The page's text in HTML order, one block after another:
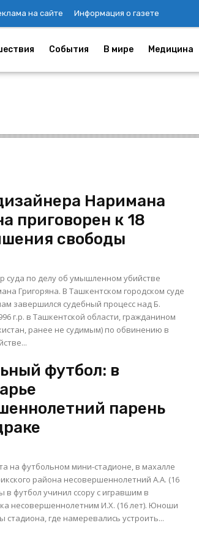
на сайте Информация о газете
События В мире Медицина
Наримана
приговорен к 18
свободы
суда по делу об умышленном убийстве
городском суде
завершился судебный процесс над Б.
г.р. в Ташкентской области, гражданином
ранее не судимым) по обвинению в
футбол: в
парень
на футбольном мини-стадионе, в махалле
района несовершеннолетний А.А. (16
в футбол учинил ссору с игравшим в
И.Х. (16 лет). Юноши
где намеревались устроить...